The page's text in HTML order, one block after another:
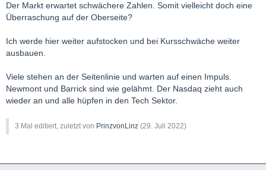
Der Markt erwartet schwächere Zahlen. Somit vielleicht doch eine
Überraschung auf der Oberseite?
Ich werde hier weiter aufstocken und bei Kursschwäche weiter
ausbauen.
Viele stehen an der Seitenlinie und warten auf einen Impuls.
Newmont und Barrick sind wie gelähmt. Der Nasdaq zieht auch
wieder an und alle hüpfen in den Tech Sektor.
3 Mal editiert, zuletzt von PrinzvonLinz (29. Juli 2022)